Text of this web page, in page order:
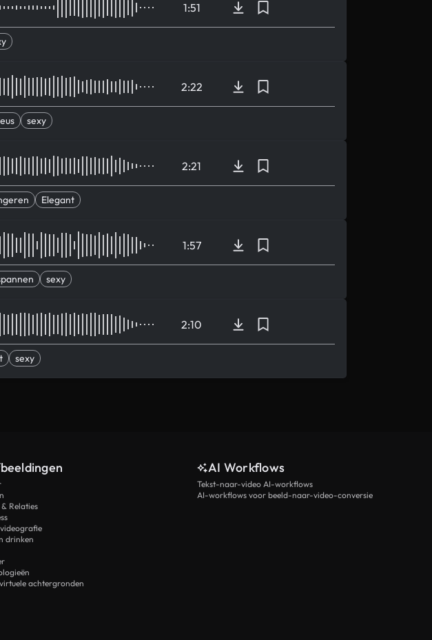
1:51
2:22
sexy
2:21
Elegant
1:57
sexy
2:10
sexy
Relaties
drinken
achtergronden
AI Workflows
Tekst-naar-video AI-workflows
AI-workflows voor beeld-naar-video-conversie